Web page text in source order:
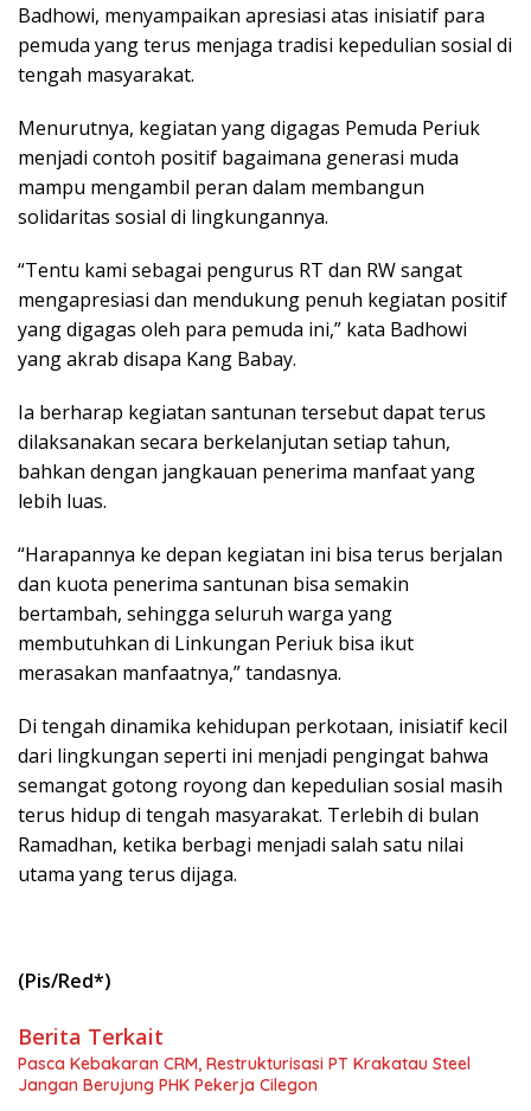
Badhowi, menyampaikan apresiasi atas inisiatif para
pemuda yang terus menjaga tradisi kepedulian sosial di
tengah masyarakat.
Menurutnya, kegiatan yang digagas Pemuda Periuk
menjadi contoh positif bagaimana generasi muda
mampu mengambil peran dalam membangun
solidaritas sosial di lingkungannya.
“Tentu kami sebagai pengurus RT dan RW sangat
mengapresiasi dan mendukung penuh kegiatan positif
yang digagas oleh para pemuda ini,” kata Badhowi
yang akrab disapa Kang Babay.
Ia berharap kegiatan santunan tersebut dapat terus
dilaksanakan secara berkelanjutan setiap tahun,
bahkan dengan jangkauan penerima manfaat yang
lebih luas.
“Harapannya ke depan kegiatan ini bisa terus berjalan
dan kuota penerima santunan bisa semakin
bertambah, sehingga seluruh warga yang
membutuhkan di Linkungan Periuk bisa ikut
merasakan manfaatnya,” tandasnya.
Di tengah dinamika kehidupan perkotaan, inisiatif kecil
dari lingkungan seperti ini menjadi pengingat bahwa
semangat gotong royong dan kepedulian sosial masih
terus hidup di tengah masyarakat. Terlebih di bulan
Ramadhan, ketika berbagi menjadi salah satu nilai
utama yang terus dijaga.
(Pis/Red*)
Berita Terkait
Pasca Kebakaran CRM, Restrukturisasi PT Krakatau Steel
Jangan Berujung PHK Pekerja Cilegon